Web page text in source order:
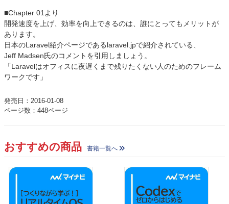
■Chapter 01より
開発速度を上げ、効率を向上できるのは、誰にとってもメリットが
あります。
日本のLaravel紹介ページであるlaravel.jpで紹介されている、
Jeff Madsen氏のコメントを引用しましょう。
「Laravelはオフィスに夜遅くまで残りたくない人のためのフレーム
ワークです」
発売日：2016-01-08
ページ数：448ページ
おすすめの商品 書籍一覧へ